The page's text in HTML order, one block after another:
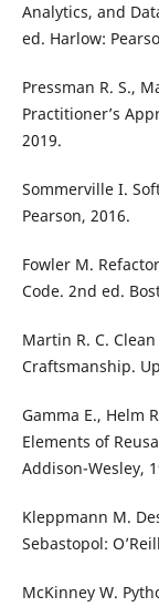
Analytics, and
ed. Harlow:
Pressman R. S.,
Practitioner’s
2019.
Sommerville I.
Pearson, 2016.
Fowler M.
Code. 2nd ed.
Martin R. C.
Craftsmanship.
Gamma E., Helm
Elements of
Addison-Wesley,
Kleppmann M.
Sebastopol:
McKinney W.